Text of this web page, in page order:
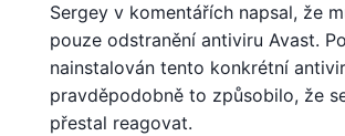
Sergey v komentářích napsal, že
pouze odstranění antiviru Avast.
nainstalován tento konkrétní
pravděpodobně to způsobilo, že
přestal reagovat.